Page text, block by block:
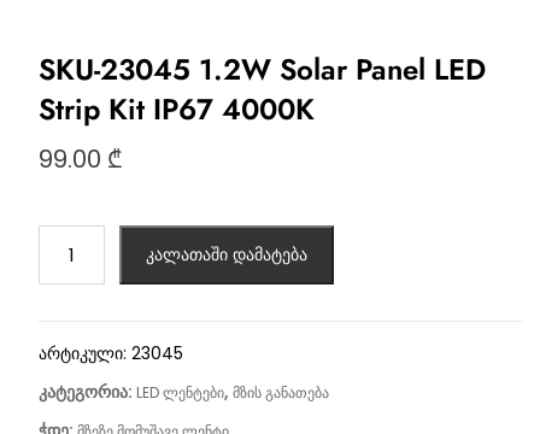
SKU-23045 1.2W Solar Panel LED
Strip Kit IP67 4000K
99.00 ₾
კალათაში დამატება
არტიკული: 23045
კატეგორია: LED ლენტები, მზის განათება